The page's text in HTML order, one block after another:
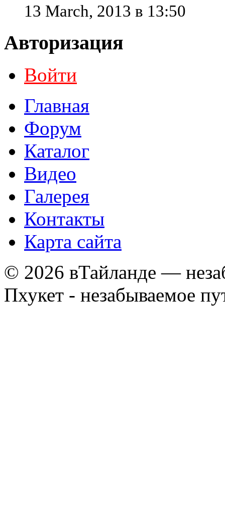
13 March, 2013 в 13:50
Авторизация
Войти
Главная
Форум
Каталог
Видео
Галерея
Контакты
Карта сайта
© 2026 вТайланде —
Пхукет - незабываемое